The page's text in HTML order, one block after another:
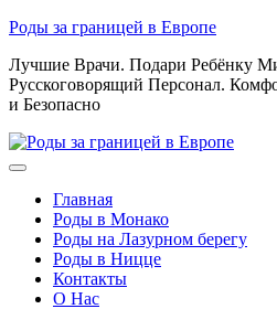
Skip
content
Роды за границей в Европе
Лучшие Врачи. Подари Ребёнку
Русскоговорящий Персонал.
и Безопасно
Главная
Роды в Монако
Роды на Лазурном берегу
Роды в Ницце
Контакты
О Нас